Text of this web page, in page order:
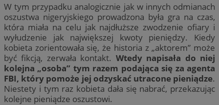
W tym przypadku analogicznie jak w innych odmianach
oszustwa nigeryjskiego prowadzona była gra na czas,
która miała na celu jak najdłuższe zwodzenie ofiary i
wyłudzenie jak największej kwoty pieniędzy. Kiedy
kobieta zorientowała się, że historia z „aktorem” może
być fikcją, zerwała kontakt. Wtedy napisała do niej
kolejna „osoba” tym razem podająca się za agenta
FBI, który pomoże jej odzyskać utracone pieniądze.
Niestety i tym raz kobieta dała się nabrać, przekazując
kolejne pieniądze oszustowi.